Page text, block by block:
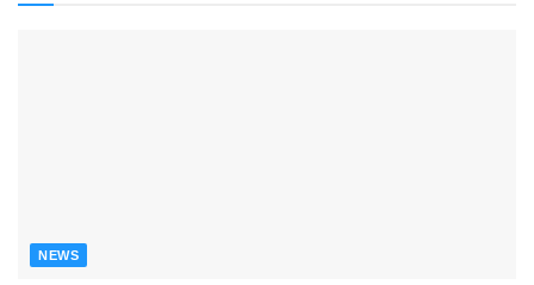
NEWS